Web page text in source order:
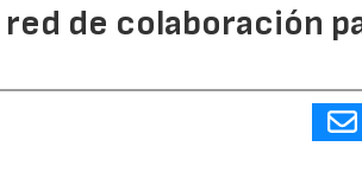
de colaboración